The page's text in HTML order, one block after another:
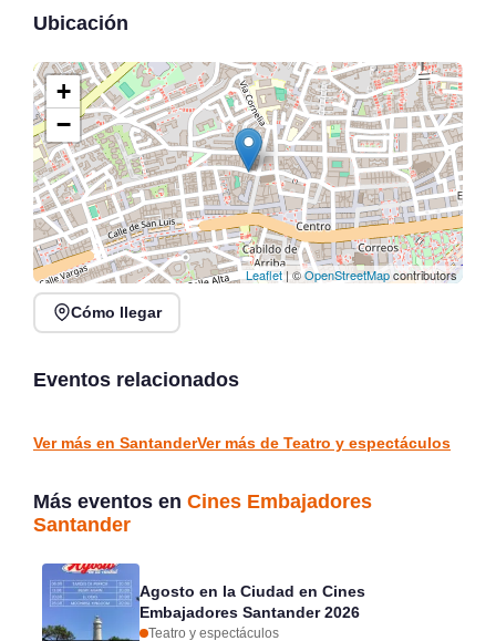
Ubicación
+
−
Leaflet| ©OpenStreetMapcontributors
Cómo llegar
Eventos relacionados
Vuelve el Cabaret
Santander
Ver más en SantanderVer más de Teatro y espectáculos
Más eventos en Cines Embajadores
Santander
Agosto en la Ciudad en Cines
Embajadores Santander 2026
Teatro y espectáculos